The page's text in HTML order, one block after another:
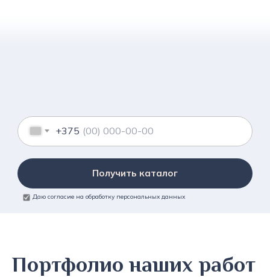
+375
Получить каталог
Даю согласие на обработку персональных данных
Портфолио наших работ